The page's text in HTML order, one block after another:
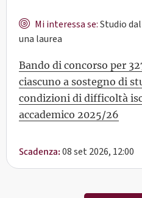
Mi interessa se:Studio
una laurea
Bando di concorso per
ciascuno a sostegno di
condizioni di difficoltà
accademico 2025/26
Scadenza: 08 set 2026, 12:00